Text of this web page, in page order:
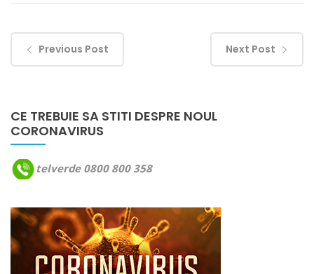
Previous Post Next Post
CE TREBUIE SA STITI DESPRE NOUL
CORONAVIRUS
telverde 0800 800 358